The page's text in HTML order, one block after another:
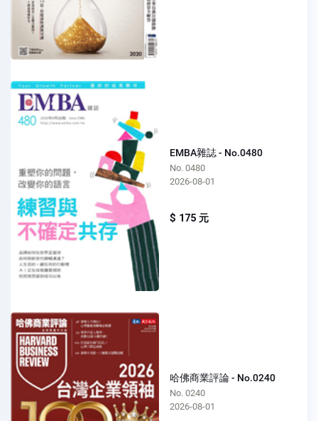
EMBA雜誌 - No.0480
No. 0480
2026-08-01
$ 175 元
哈佛商業評論 - No.0240
No. 0240
2026-08-01